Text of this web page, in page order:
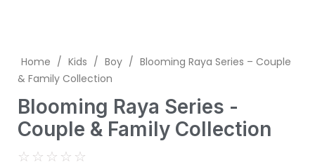
Home / Kids / Boy / Blooming Raya Series – Couple
& Family Collection
Blooming Raya Series -
Couple & Family Collection
☆ ☆ ☆ ☆ ☆